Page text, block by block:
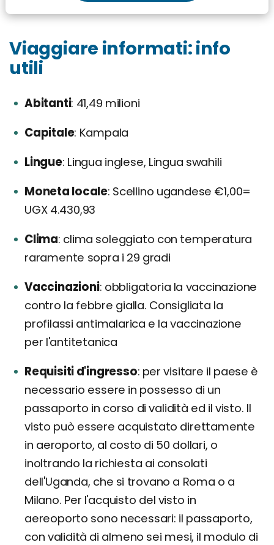
Viaggiare informati: info
utili
Abitanti 41,49 milioni
Capitale Kampala
Lingue Lingua inglese, Lingua swahili
Moneta locale Scellino ugandese €1,00=
UGX 4.430,93
Clima clima soleggiato con temperatura
raramente sopra i 29 gradi
Vaccinazioni obbligatoria la vaccinazione
contro la febbre gialla. Consigliata la
profilassi antimalarica e la vaccinazione
per l'antitetanica
Requisiti d'ingresso per visitare il paese è
necessario essere in possesso di un
passaporto in corso di validità ed il visto. Il
visto può essere acquistato direttamente
in aeroporto, al costo di 50 dollari, o
inoltrando la richiesta ai consolati
dell'Uganda, che si trovano a Roma o a
Milano. Per l'acquisto del visto in
aereoporto sono necessari: il passaporto,
con validità di almeno sei mesi, il modulo di